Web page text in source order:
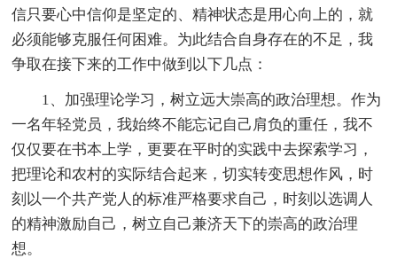
信只要心中信仰是坚定的、精神状态是用心向上的，就
必须能够克服任何困难。为此结合自身存在的不足，我
争取在接下来的工作中做到以下几点：
1、加强理论学习，树立远大崇高的政治理想。作为
一名年轻党员，我始终不能忘记自己肩负的重任，我不
仅仅要在书本上学，更要在平时的实践中去探索学习，
把理论和农村的实际结合起来，切实转变思想作风，时
刻以一个共产党人的标准严格要求自己，时刻以选调人
的精神激励自己，树立自己兼济天下的崇高的政治理
想。